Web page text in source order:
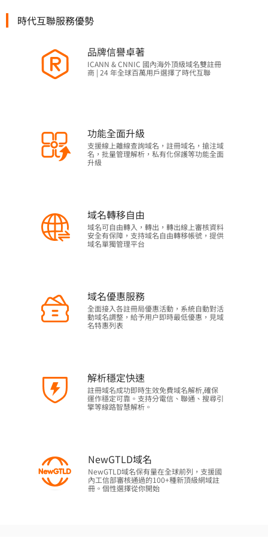
時代互聯服務優勢
品牌信譽卓著
ICANN & CNNIC 國內海外頂級域名雙註冊
商 | 24 年全球百萬用戶選擇了時代互聯
功能全面升級
支援線上離線查詢域名，註冊域名，搶注域
名，批量管理解析，私有化保護等功能全面
升級
域名轉移自由
域名可自由轉入，轉出，轉出線上審核資料
安全有保障，支持域名自由轉移帳號，提供
域名單獨管理平台
域名優惠服務
全面接入各註冊局優惠活動，系統自動對活
動域名調整，給予用户即時最低優惠，見域
名特惠列表
解析穩定快速
註冊域名成功即時生效免費域名解析,確保
運作穩定可靠。支持分電信、聯通、搜尋引
擎等線路智慧解析。
NewGTLD域名
NewGTLD域名保有量在全球前列，支援國
內工信部審核通過的100+種新頂級網域註
冊。個性選擇從你開始